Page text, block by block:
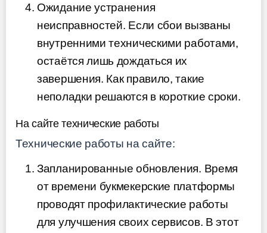
Ожидание устранения
неисправностей. Если сбои вызваны
внутренними техническими работами,
остаётся лишь дождаться их
завершения. Как правило, такие
неполадки решаются в короткие сроки.
На сайте технические работы
Технические работы на сайте:
Запланированные обновления. Время
от времени букмекерские платформы
проводят профилактические работы
для улучшения своих сервисов. В этот